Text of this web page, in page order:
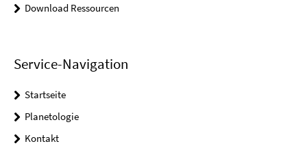
Download Ressourcen
Service-Navigation
Startseite
Planetologie
Kontakt